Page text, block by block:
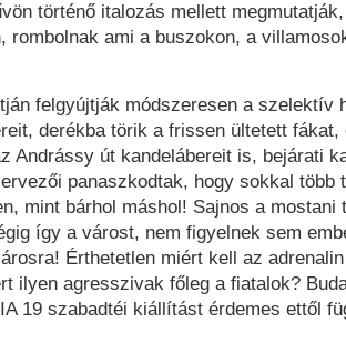
történő italozás mellett
rombolnak ami a buszokon, a
felgyújtják módszeresen a szelektív
derékba törik a frissen ültetett
Andrássy út kandelábereit is, bejárati
panaszkodtak, hogy sokkal több
mint bárhol máshol! Sajnos a mostani
így a várost, nem figyelnek sem
Érthetetlen miért kell az
ilyen agresszivak főleg a fiatalok?
19 szabadtéi kiállítást érdemes ettől